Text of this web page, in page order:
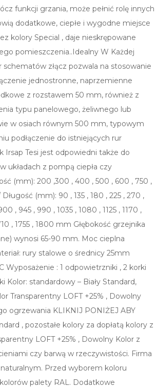
funkcji grzania, może pełnić rolę innych
dodatkowe, ciepłe i wygodne miejsce
kolory Special , daje nieskrępowane
pomieszczenia..Idealny W Każdej
złącz pozwala na stosowanie
jednostronne, naprzemienne
z rozstawem 50 mm, również z
typu panelowego, żeliwnego lub
w osiach równym 500 mm, typowym
podłączenie do istniejących rur
Tesi jest odpowiedni także do
układach z pompą ciepła czy
(mm): 200 ,300 , 400 , 500 , 600 , 750 ,
(mm): 90 , 135 , 180 , 225 , 270 ,
, 945 , 990 , 1035 , 1080 , 1125 , 1170 ,
, 1755 , 1800 mm Głębokość grzejnika
wynosi 65-90 mm. Moc cieplna
rury stalowe o średnicy 25mm
Wyposażenie : 1 odpowietrzniki , 2 korki
Kolor: standardowy – Biały Standard,
Transparentny LOFT +25% , Dowolny
ogrzewania KLIKNIJ PONIŻEJ ABY
, pozostałe kolory za dopłatą kolory z
LOFT +25% , Dowolny Kolor z
czy barwą w rzeczywistości. Firma
Przed wyborem koloru
palety RAL. Dodatkowe